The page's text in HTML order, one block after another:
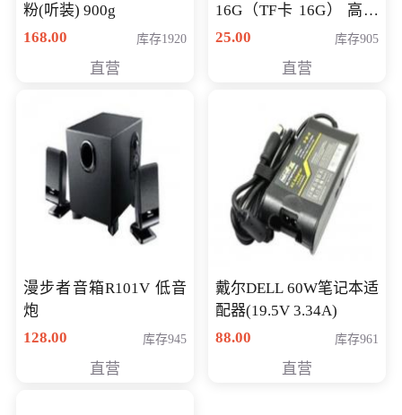
粉(听装) 900g
168.00
库存1920
直营
16G（TF卡 16G） 高速
卡 CLASS 10
25.00 库存905
直营
漫步者音箱R101V 低音
炮
128.00
库存945
直营
戴尔DELL 60W笔记本适
配器(19.5V 3.34A)
88.00
库存961
直营